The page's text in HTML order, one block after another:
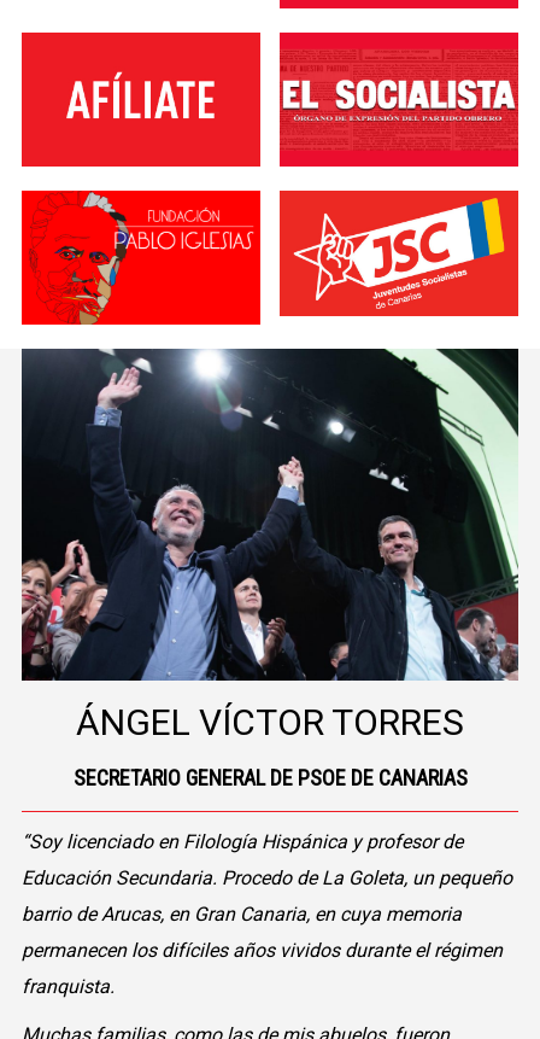
ÁNGEL VÍCTOR TORRES
SECRETARIO GENERAL DE PSOE DE CANARIAS
“Soy licenciado en Filología Hispánica y profesor de
Educación Secundaria. Procedo de La Goleta, un pequeño
barrio de Arucas, en Gran Canaria, en cuya memoria
permanecen los difíciles años vividos durante el régimen
franquista.